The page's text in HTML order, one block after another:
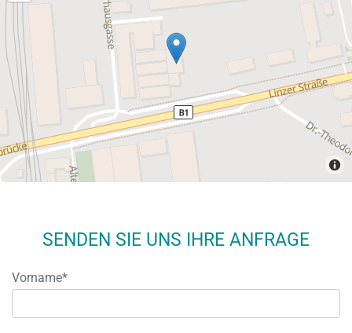
SENDEN SIE UNS IHRE ANFRAGE
Vorname*